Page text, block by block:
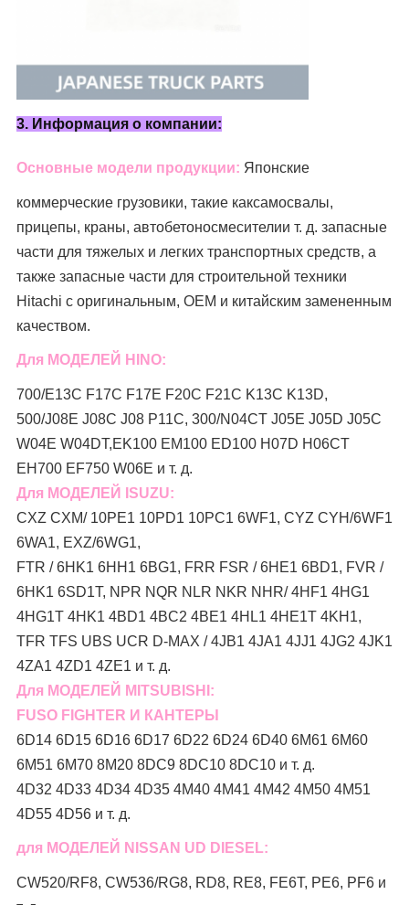
3. Информация о компании:
Основные модели продукции: Японские
коммерческие грузовики, такие каксамосвалы,
прицепы, краны, автобетоносмесителии т. д. запасные
части для тяжелых и легких транспортных средств, а
также запасные части для строительной техники
Hitachi с оригинальным, OEM и китайским замененным
качеством.
Для МОДЕЛЕЙ HINO:
700/E13C F17C F17E F20C F21C K13C K13D,
500/J08E J08C J08 P11C, 300/N04CT J05E J05D J05C
W04E W04DT,EK100 EM100 ED100 H07D H06CT
EH700 EF750 W06E и т. д.
Для МОДЕЛЕЙ ISUZU:
CXZ CXM/ 10PE1 10PD1 10PC1 6WF1, CYZ CYH/6WF1
6WA1, EXZ/6WG1,
FTR / 6HK1 6HH1 6BG1, FRR FSR / 6HE1 6BD1, FVR /
6HK1 6SD1T, NPR NQR NLR NKR NHR/ 4HF1 4HG1
4HG1T 4HK1 4BD1 4BC2 4BE1 4HL1 4HE1T 4KH1,
TFR TFS UBS UCR D-MAX / 4JB1 4JA1 4JJ1 4JG2 4JK1
4ZA1 4ZD1 4ZE1 и т. д.
Для МОДЕЛЕЙ MITSUBISHI:
FUSO FIGHTER И КАНТЕРЫ
6D14 6D15 6D16 6D17 6D22 6D24 6D40 6M61 6M60
6M51 6M70 8M20 8DC9 8DC10 8DC10 и т. д.
4D32 4D33 4D34 4D35 4M40 4M41 4M42 4M50 4M51
4D55 4D56 и т. д.
для МОДЕЛЕЙ NISSAN UD DIESEL:
CW520/RF8, CW536/RG8, RD8, RE8, FE6T, PE6, PF6 и